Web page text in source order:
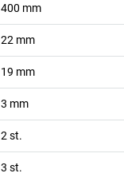
400 mm
22 mm
19 mm
3 mm
2 st.
3 st.